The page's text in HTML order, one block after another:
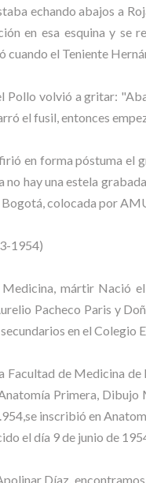
echando abajos a
en esa esquina y se
cuando el Teniente
Pollo volvió a gritar:
el fusil, entonces
en forma póstuma el
no hay una estela
colocada por
1954)
Medicina, mártir Nació
Pacheco Paris y
en el
Facultad de Medicina
Primera,
inscribió en
el día 9 de junio de
Díaz,